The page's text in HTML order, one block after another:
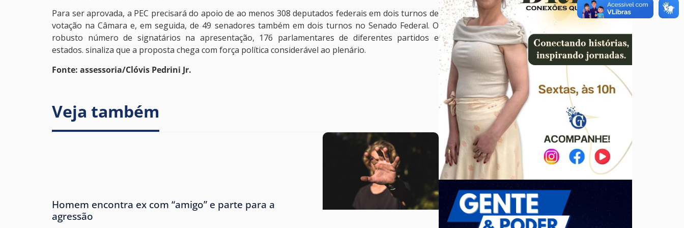
Para ser aprovada, a PEC precisará do apoio de ao menos 308 deputados federais em dois turnos de
votação na Câmara e, em seguida, de 49 senadores também em dois turnos no Senado Federal. O
robusto número de signatários na apresentação, 176 parlamentares de diferentes partidos e
estados. sinaliza que a proposta chega com força política considerável ao plenário.
Fonte: assessoria/Clóvis Pedrini Jr.
Veja também
Homem encontra ex com “amigo” e parte para a
agressão